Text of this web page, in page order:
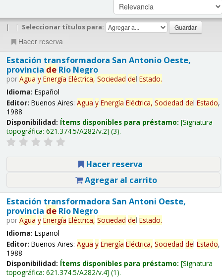
| | Seleccionar títulos para:
Hacer reserva
Estación transformadora San Antonio Oeste,
provincia deRío Negro
por Agua y Energía Eléctrica, Sociedad del Estado.
Idioma: Español
Editor: Buenos Aires: Agua y Energía Eléctrica, Sociedad del Estado,
1988
Disponibilidad: Ítems disponibles para préstamo: Signatura
topográfica: 621.374.5/A282/v.2 (3).
Hacer reserva
Agregar al carrito
Estación transformadora San Antoni Oeste,
provincia deRío Negro
por Agua y Energía Eléctrica, Sociedad del Estado.
Idioma: Español
Editor: Buenos Aires: Agua y Energía Eléctrica, Sociedad del Estado,
1988
Disponibilidad: Ítems disponibles para préstamo: Signatura
topográfica: 621.374.5/A282/v.4 (1).